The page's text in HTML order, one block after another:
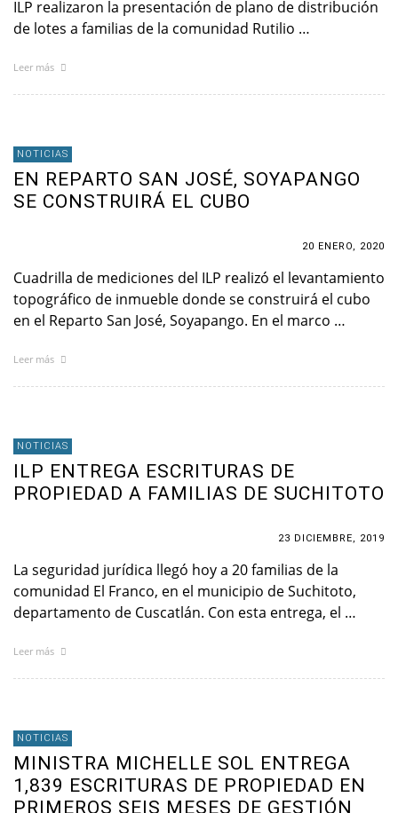
ILP realizaron la presentación de plano de distribución
de lotes a familias de la comunidad Rutilio …
Leer más
NOTICIAS
EN REPARTO SAN JOSÉ, SOYAPANGO
SE CONSTRUIRÁ EL CUBO
20 ENERO, 2020
Cuadrilla de mediciones del ILP realizó el levantamiento
topográfico de inmueble donde se construirá el cubo
en el Reparto San José, Soyapango. En el marco …
Leer más
NOTICIAS
ILP ENTREGA ESCRITURAS DE
PROPIEDAD A FAMILIAS DE SUCHITOTO
23 DICIEMBRE, 2019
La seguridad jurídica llegó hoy a 20 familias de la
comunidad El Franco, en el municipio de Suchitoto,
departamento de Cuscatlán. Con esta entrega, el …
Leer más
NOTICIAS
MINISTRA MICHELLE SOL ENTREGA
1,839 ESCRITURAS DE PROPIEDAD EN
PRIMEROS SEIS MESES DE GESTIÓN